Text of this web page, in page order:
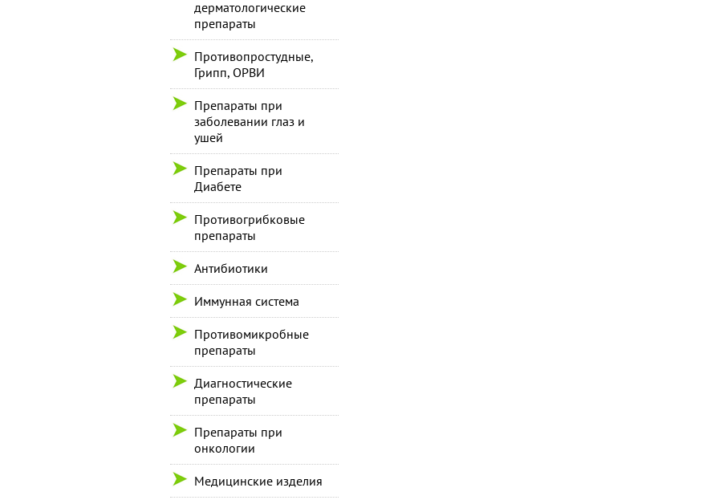
дерматологические
препараты
Противопростудные,
Грипп, ОРВИ
Препараты при
заболевании глаз и
ушей
Препараты при
Диабете
Противогрибковые
препараты
Антибиотики
Иммунная система
Противомикробные
препараты
Диагностические
препараты
Препараты при
онкологии
Медицинские изделия